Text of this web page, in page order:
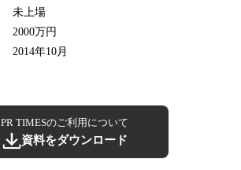
未上場
2000万円
2014年10月
PR TIMESのご利用について
資料をダウンロード